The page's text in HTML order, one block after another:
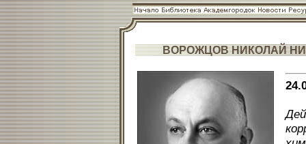
ВОРОЖЦОВ НИКОЛАЙ